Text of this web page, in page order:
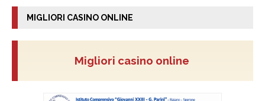
MIGLIORI CASINO ONLINE
Migliori casino online